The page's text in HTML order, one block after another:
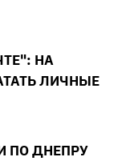
НА
ЛИЧНЫЕ
ПО ДНЕПРУ